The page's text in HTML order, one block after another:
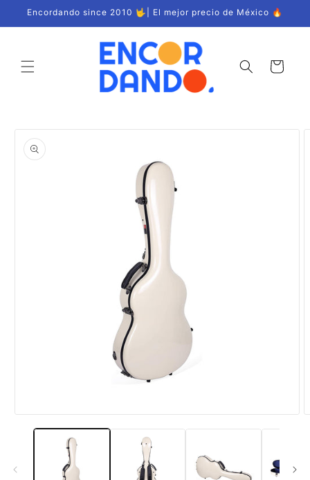
directamente
al contenido
Encordando since 2010 🤟| El mejor precio de México 🔥
Carrito
directamente
información
Abrir
elemento
una